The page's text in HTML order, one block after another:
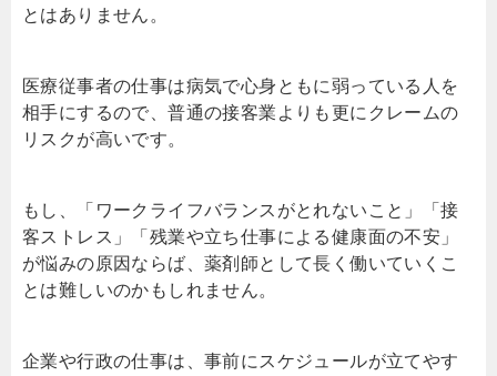
とはありません。
医療従事者の仕事は病気で心身ともに弱っている人を
相手にするので、普通の接客業よりも更にクレームの
リスクが高いです。
もし、「ワークライフバランスがとれないこと」「接
客ストレス」「残業や立ち仕事による健康面の不安」
が悩みの原因ならば、薬剤師として長く働いていくこ
とは難しいのかもしれません。
企業や行政の仕事は、事前にスケジュールが立てやす